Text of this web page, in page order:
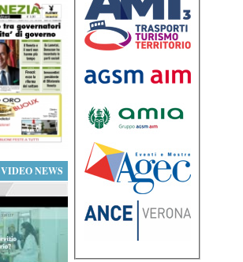
VIDEO NEWS